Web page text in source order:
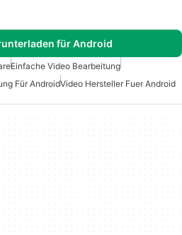
für Android
Einfache Video Bearbeitung
Für AndroidVideo Hersteller Fuer Android